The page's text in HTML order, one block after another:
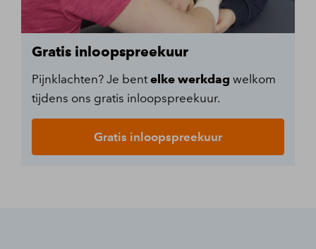
Gratis inloopspreekuur
Pijnklachten? Je bent elke werkdag welkom
tijdens ons gratis inloopspreekuur.
Gratis inloopspreekuur